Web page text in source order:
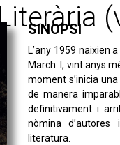
SINOPSI
L’any 1959 naixien
March. I, vint anys
moment s’inicia
de manera
definitivament i
nòmina
literatura.